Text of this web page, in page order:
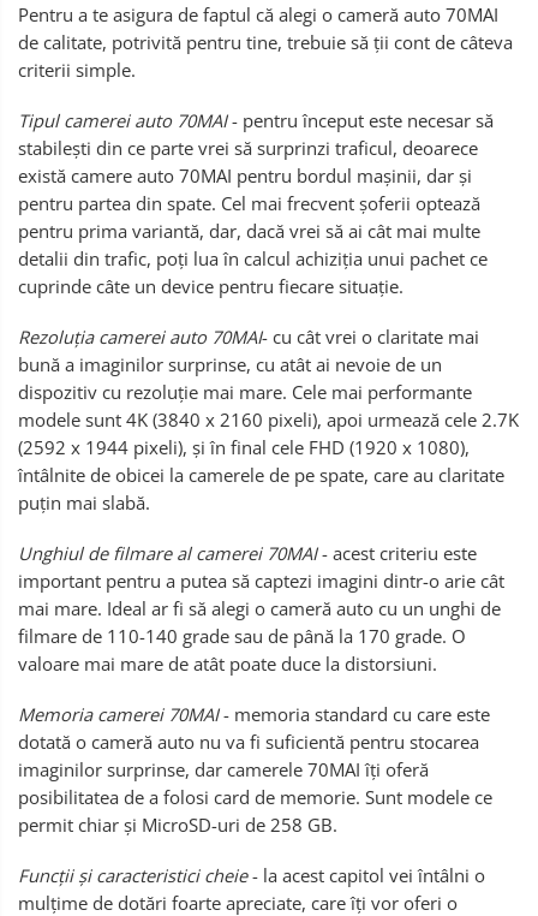
Pentru a te asigura de faptul că alegi o cameră auto 70MAI
de calitate, potrivită pentru tine, trebuie să ții cont de câteva
criterii simple.
Tipul camerei auto 70MAI- pentru început este necesar să
stabilești din ce parte vrei să surprinzi traficul, deoarece
există camere auto 70MAI pentru bordul mașinii, dar și
pentru partea din spate. Cel mai frecvent șoferii optează
pentru prima variantă, dar, dacă vrei să ai cât mai multe
detalii din trafic, poți lua în calcul achiziția unui pachet ce
cuprinde câte un device pentru fiecare situație.
Rezoluția camerei auto 70MAI- cu cât vrei o claritate mai
bună a imaginilor surprinse, cu atât ai nevoie de un
dispozitiv cu rezoluție mai mare. Cele mai performante
modele sunt 4K (3840 x 2160 pixeli), apoi urmează cele 2.7K
(2592 x 1944 pixeli), și în final cele FHD (1920 x 1080),
întâlnite de obicei la camerele de pe spate, care au claritate
puțin mai slabă.
Unghiul de filmare al camerei 70MAI- acest criteriu este
important pentru a putea să captezi imagini dintr-o arie cât
mai mare. Ideal ar fi să alegi o cameră auto cu un unghi de
filmare de 110-140 grade sau de până la 170 grade. O
valoare mai mare de atât poate duce la distorsiuni.
Memoria camerei 70MAI- memoria standard cu care este
dotată o cameră auto nu va fi suficientă pentru stocarea
imaginilor surprinse, dar camerele 70MAI îți oferă
posibilitatea de a folosi card de memorie. Sunt modele ce
permit chiar și MicroSD-uri de 258 GB.
Funcții și caracteristici cheie- la acest capitol vei întâlni o
mulțime de dotări foarte apreciate, care îți vor oferi o